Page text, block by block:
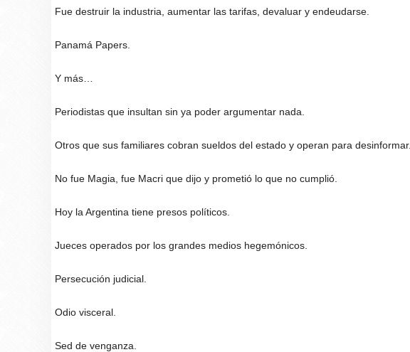
Fue destruir la industria, aumentar las tarifas, devaluar y endeudarse.
Panamá Papers.
Y más…
Periodistas que insultan sin ya poder argumentar nada.
Otros que sus familiares cobran sueldos del estado y operan para desinformar.
No fue Magia, fue Macri que dijo y prometió lo que no cumplió.
Hoy la Argentina tiene presos políticos.
Jueces operados por los grandes medios hegemónicos.
Persecución judicial.
Odio visceral.
Sed de venganza.